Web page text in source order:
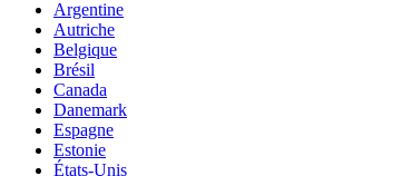
Argentine
Autriche
Belgique
Brésil
Canada
Danemark
Espagne
Estonie
États-Unis